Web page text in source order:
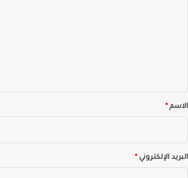
*الاسم*
البريد الإلكتروني*